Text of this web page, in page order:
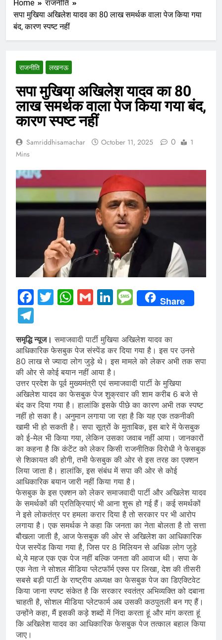
Home
राजनीति
सपा मुखिया अखिलेश यादव का 80 लाख समर्थक वाला पेज किया गया
बंद, कारण स्पष्ट नहीं
राजनीति लखनऊ
सपा मुखिया अखिलेश यादव का 80
लाख समर्थक वाला पेज किया गया बंद,
कारण स्पष्ट नहीं
Samriddhisamachar October 11, 2025 0
1
Mins
Facebook
Twitter
WhatsApp
GmailLinkedIn
Message
Share
समृद्धि न्यूज। समाजवादी पार्टी मुखिया अखिलेश यादव का
आधिकारिक फेसबुक पेज संस्पेंड कर दिया गया है। इस पर उनसे
80 लाख से ज्यादा लोग जुड़े थे। इस मामले को लेकर अभी तक सपा
की ओर से कोई बयान नहीं आया है।
उत्तर प्रदेश के पूर्व मुख्यमंत्री एवं समाजवादी पार्टी के मुखिया
अखिलेश यादव का फेसबुक पेज शुक्रवार की शाम करीब 6 बजे से
बंद कर दिया गया है। हालांकि इसके पीछे का कारण अभी तक स्पष्ट
नहीं हो सका है। अनुमान लगाया जा रहा है कि यह एक तकनीकी
खामी भी हो सकती है। सपा सूत्रों के मुताबिक, इस बारे में फेसबुक
को ई-मेल भी किया गया, लेकिन उसका जवाब नहीं आया। जानकारों
का कहना है कि कंटेंट को लेकर किसी राजनीतिक विरोधी ने फेसबुक
से शिकायत की होगी, तभी फेसबुक की ओर से इस तरह का एक्शन
लिया जाता है। हालांकि, इस संबंध में सपा की ओर से कोई
आधिकारिक बयान जारी नहीं किया गया है।
फेसबुक के इस एक्शन को लेकर समाजवादी पार्टी और अखिलेश यादव
के समर्थकों की प्रतिक्रियाएं भी आना शुरू हो गई हैं। कई समर्थकों
ने इसे लोकतंत्र पर हमला करार दिया है तो सरकार पर भी आरोप
लगाया है। एक समर्थक ने कहा कि जनता का नेता बोलता है तो सत्ता
बौखला जाती है, आज फेसबुक की ओर से अखिलेश का आधिकारिक
पेज सस्पेंड किया गया है, जिस पर 8 मिलियन से अधिक लोग जुड़े
थे,ये महज एक एक पेज नहीं बल्कि जनता की आवाज थी। सपा के
एक नेता ने सोशल मीडिया प्लेटफॉर्म एक्स पर लिखा, देश की तीसरी
सबसे बड़ी पार्टी के राष्ट्रीय अध्यक्ष का फेसबुक पेज का डिएक्टिवेट
किया जाना स्पष्ट संकेत है कि सरकार स्वतंत्र अभिव्यक्ति को दबाना
चाहती है, सोशल मीडिया प्लेटफार्म अब उसकी कठपुतली बन गए हैं।
उन्होंने कहा, मैं इसकी कड़े शब्दों में निंदा करता हूं और मांग करता हूं
कि अखिलेश यादव का आधिकारिक फेसबुक पेज तत्काल बहाल किया
जाए।